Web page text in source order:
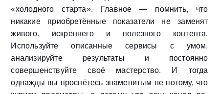
«холодного старта». Главное — помнить, что
никакие приобретённые показатели не заменят
живого, искреннего и полезного контента.
Используйте описанные сервисы с умом,
анализируйте результаты и постоянно
совершенствуйте своё мастерство. И тогда
однажды вы проснётесь знаменитым не потому, что